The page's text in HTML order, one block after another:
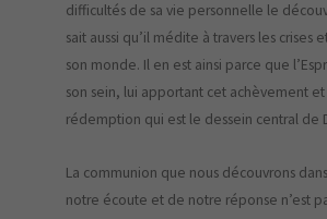
difficultés de sa vie personnelle le
sait aussi qu’il médite à travers les crises
son monde. Il en est ainsi parce que
son sein, lui apportant cet achèvement
rédemption qui est le dessein central de
La communion que nous découvrons
notre écoute et de notre réponse n’est